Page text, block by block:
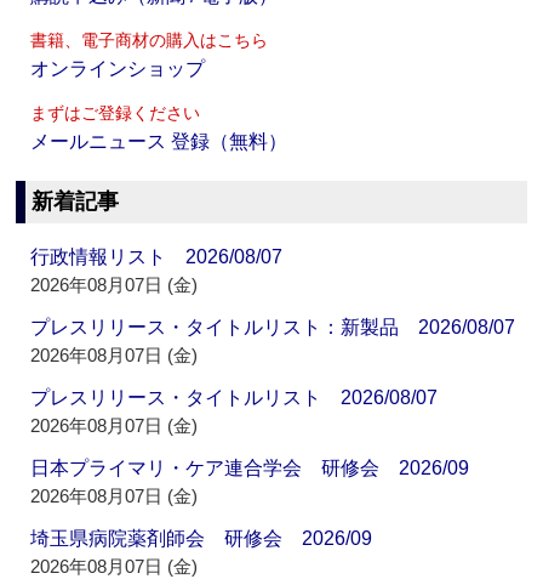
書籍、電子商材の購入はこちら
オンラインショップ
まずはご登録ください
メールニュース 登録（無料）
新着記事
行政情報リスト 2026/08/07
2026年08月07日 (金)
プレスリリース・タイトルリスト：新製品 2026/08/07
2026年08月07日 (金)
プレスリリース・タイトルリスト 2026/08/07
2026年08月07日 (金)
日本プライマリ・ケア連合学会 研修会 2026/09
2026年08月07日 (金)
埼玉県病院薬剤師会 研修会 2026/09
2026年08月07日 (金)